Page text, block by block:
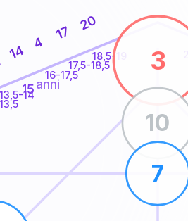
13,5-14
16-17,5
17,5-18,5
18,5-19
14 4
17
20
3
10
7
15anni